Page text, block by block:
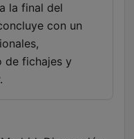
la final del
con un
de fichajes y